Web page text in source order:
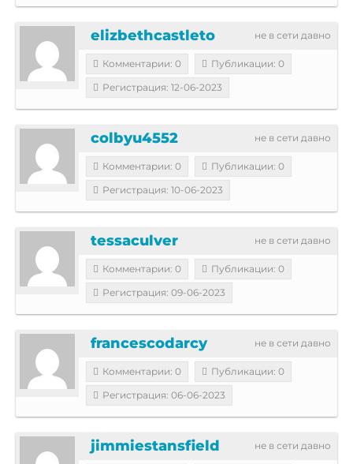
не в сети давно
elizbethcastleto
Комментарии: 0
Публикации: 0
Регистрация: 12-06-2023
не в сети давно
colbyu4552
Комментарии: 0
Публикации: 0
Регистрация: 10-06-2023
не в сети давно
tessaculver
Комментарии: 0
Публикации: 0
Регистрация: 09-06-2023
не в сети давно
francescodarcy
Комментарии: 0
Публикации: 0
Регистрация: 06-06-2023
не в сети давно
jimmiestansfield